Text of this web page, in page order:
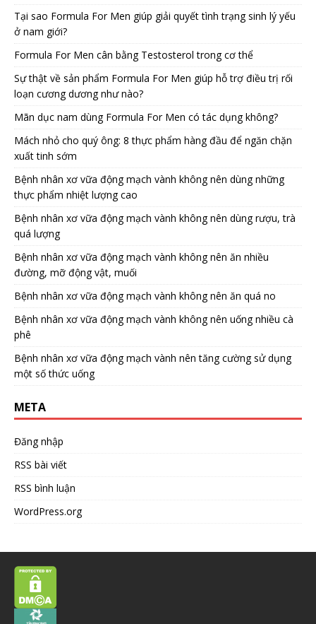
Tại sao Formula For Men giúp giải quyết tình trạng sinh lý yếu
ở nam giới?
Formula For Men cân bằng Testosterol trong cơ thể
Sự thật về sản phẩm Formula For Men giúp hỗ trợ điều trị rối
loạn cương dương như nào?
Mãn dục nam dùng Formula For Men có tác dụng không?
Mách nhỏ cho quý ông: 8 thực phẩm hàng đầu để ngăn chặn
xuất tinh sớm
Bệnh nhân xơ vữa động mạch vành không nên dùng những
thực phẩm nhiệt lượng cao
Bệnh nhân xơ vữa động mạch vành không nên dùng rượu, trà
quá lượng
Bệnh nhân xơ vữa động mạch vành không nên ăn nhiều
đường, mỡ động vật, muối
Bệnh nhân xơ vữa động mạch vành không nên ăn quá no
Bệnh nhân xơ vữa động mạch vành không nên uống nhiều cà
phê
Bệnh nhân xơ vữa động mạch vành nên tăng cường sử dụng
một số thức uống
META
Đăng nhập
RSS bài viết
RSS bình luận
WordPress.org